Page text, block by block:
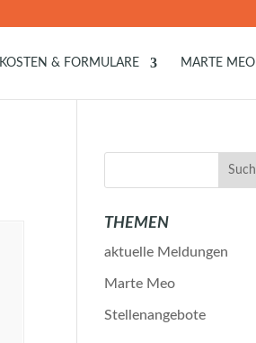
KOSTEN & FORMULARE MARTE MEO
THEMEN
aktuelle Meldungen
Marte Meo
Stellenangebote